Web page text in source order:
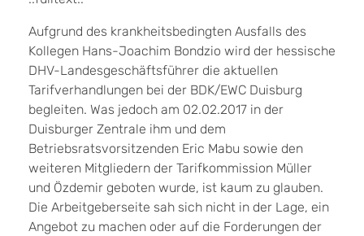
Aufgrund des krankheitsbedingten Ausfalls des
Kollegen Hans-Joachim Bondzio wird der hessische
DHV-Landesgeschäftsführer die aktuellen
Tarifverhandlungen bei der BDK/EWC Duisburg
begleiten. Was jedoch am 02.02.2017 in der
Duisburger Zentrale ihm und dem
Betriebsratsvorsitzenden Eric Mabu sowie den
weiteren Mitgliedern der Tarifkommission Müller
und Özdemir geboten wurde, ist kaum zu glauben.
Die Arbeitgeberseite sah sich nicht in der Lage, ein
Angebot zu machen oder auf die Forderungen der